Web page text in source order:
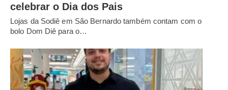
celebrar o Dia dos Pais
Lojas da Sodiê em São Bernardo também contam com o
bolo Dom Diê para o…